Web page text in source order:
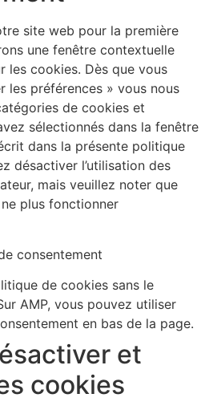
site web pour la première
une fenêtre contextuelle
les cookies. Dès que vous
les préférences » vous nous
de cookies et
sélectionnés dans la fenêtre
dans la présente politique
désactiver l’utilisation des
mais veuillez noter que
plus fonctionner
consentement
de cookies sans le
AMP, vous pouvez utiliser
en bas de la page.
et
cookies